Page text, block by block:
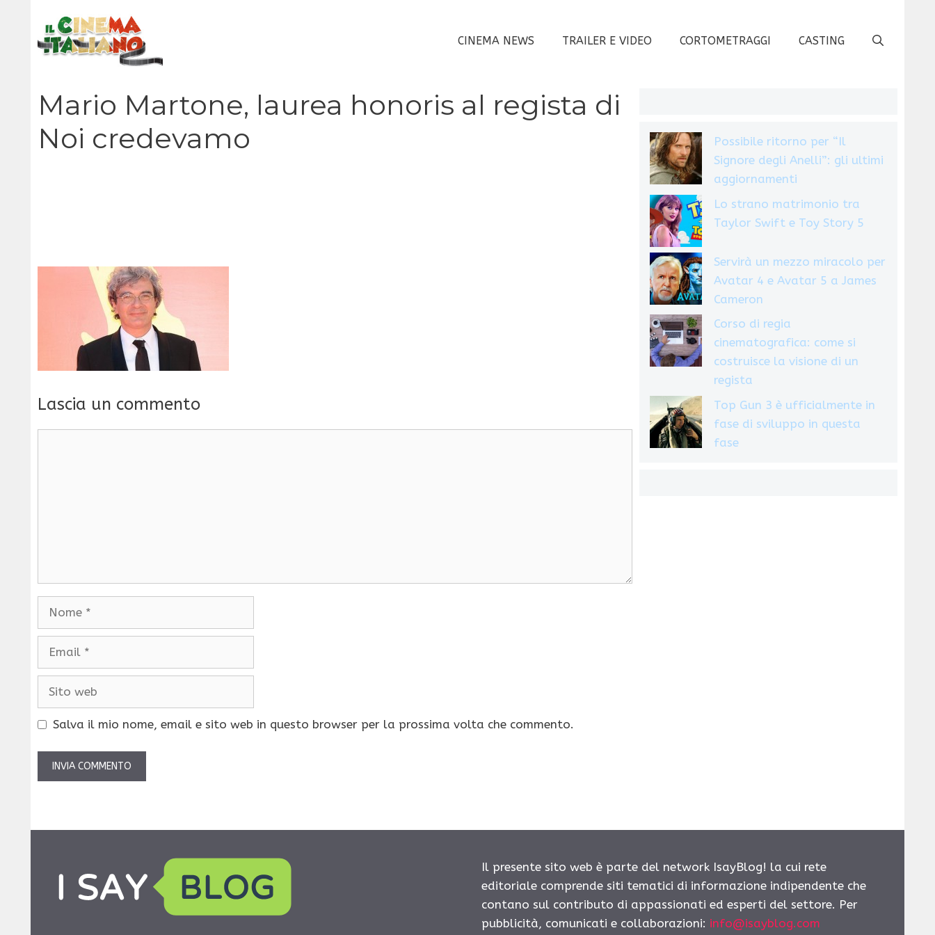
contenuto
CINEMA NEWS TRAILER E VIDEO CORTOMETRAGGI CASTING
Mario Martone, laurea honoris al regista di
Noi credevamo
Lascia un commento
Salva il mio nome, email e sito web in questo browser per la prossima volta che commento.
Possibile ritorno per “Il
Signore degli Anelli”: gli ultimi
aggiornamenti
Lo strano matrimonio tra
Taylor Swift e Toy Story 5
Servirà un mezzo miracolo per
Avatar 4 e Avatar 5 a James
Cameron
Corso di regia
cinematografica: come si
costruisce la visione di un
regista
Top Gun 3 è ufficialmente in
fase di sviluppo in questa
fase
Il presente sito web è parte del network IsayBlog! la cui rete
editoriale comprende siti tematici di informazione indipendente che
contano sul contributo di appassionati ed esperti del settore. Per
pubblicità, comunicati e collaborazioni: info@isayblog.com